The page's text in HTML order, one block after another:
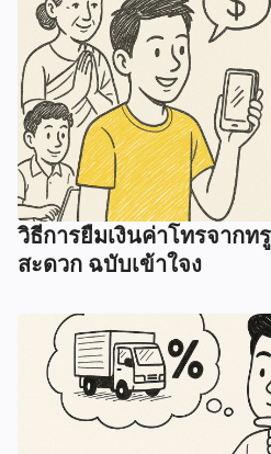
วิธีการยืมเงินค่าโทรจากท
สะดวก ฉบับเข้าใจง